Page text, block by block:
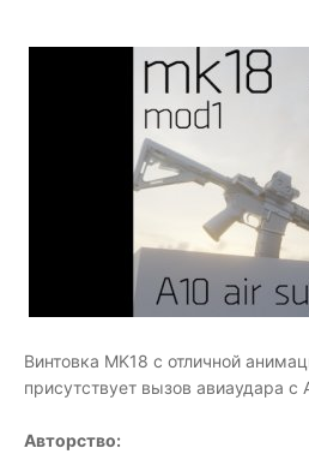
Винтовка MK18 с отличной
присутствует вызов авиаудара с
Авторство: